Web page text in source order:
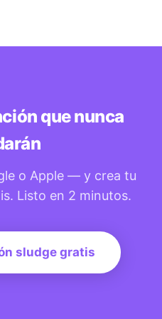
ni confirmación por email.
que nunca
o Apple — y crea tu
Listo en 2 minutos.
sludge gratis